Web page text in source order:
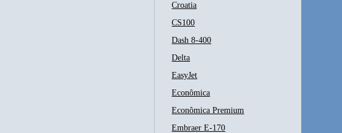
Croatia
CS100
Dash 8-400
Delta
EasyJet
Econômica
Econômica Premium
Embraer E-170